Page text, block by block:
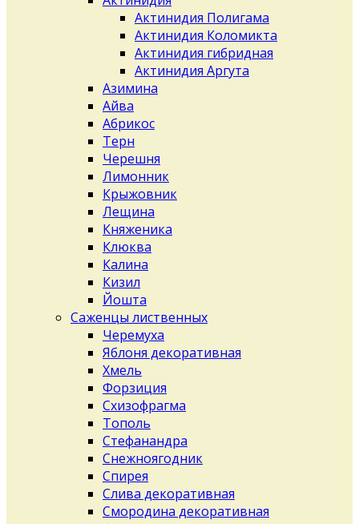
Актинидия Полигама
Актинидия Коломикта
Актинидия гибридная
Актинидия Аргута
Азимина
Айва
Абрикос
Терн
Черешня
Лимонник
Крыжовник
Лещина
Княженика
Клюква
Калина
Кизил
Йошта
Саженцы лиственных
Черемуха
Яблоня декоративная
Хмель
Форзиция
Схизофрагма
Тополь
Стефанандра
Снежноягодник
Спирея
Слива декоративная
Смородина декоративная